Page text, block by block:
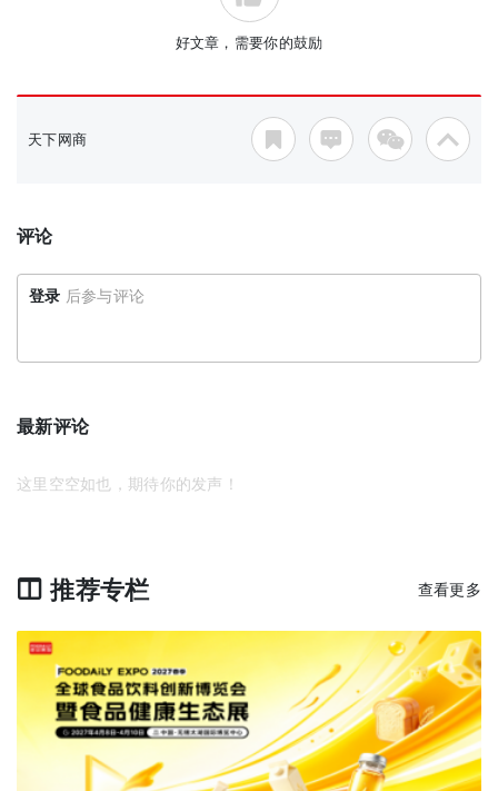
好文章，需要你的鼓励
天下网商
评论
登录 后参与评论
最新评论
这里空空如也，期待你的发声！
推荐专栏 查看更多